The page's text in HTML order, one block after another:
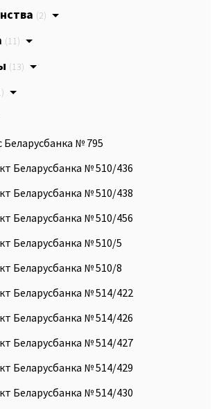
(2)
(11)
(13)
№ 795
Беларусбанка № 510/436
Беларусбанка № 510/438
Беларусбанка № 510/456
Беларусбанка № 510/5
Беларусбанка № 510/8
Беларусбанка № 514/422
Беларусбанка № 514/426
Беларусбанка № 514/427
Беларусбанка № 514/429
Беларусбанка № 514/430